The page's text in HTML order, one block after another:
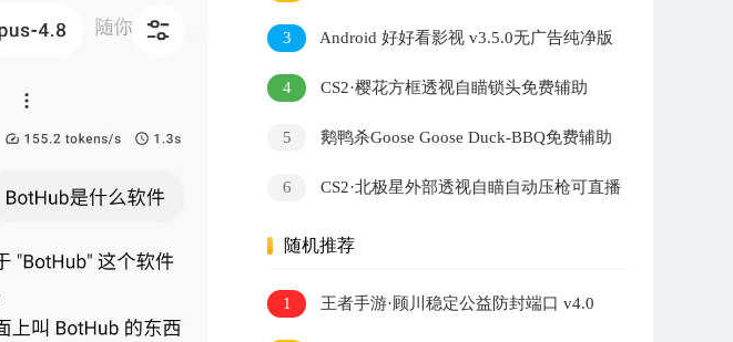
3 Android 好好看影视 v3.5.0无广告纯净版
4 CS2·樱花方框透视自瞄锁头免费辅助
5
鹅鸭杀Goose Goose Duck-BBQ免费辅助
6
CS2·北极星外部透视自瞄自动压枪可直播
随机推荐
1 王者手游·顾川稳定公益防封端口 v4.0